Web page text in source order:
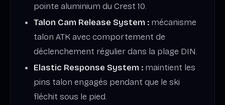
pointe aluminium du Crest 10.
Talon Cam Release System : mécanisme
talon ATK avec comportement de
déclenchement régulier dans la plage DIN.
Elastic Response System : maintient les
pins talon engagés pendant que le ski
fléchit sous le pied.